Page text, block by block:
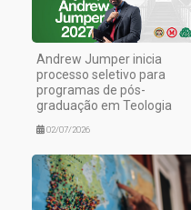
Andrew Jumper inicia
processo seletivo para
programas de pós-
graduação em Teologia
02/07/2026